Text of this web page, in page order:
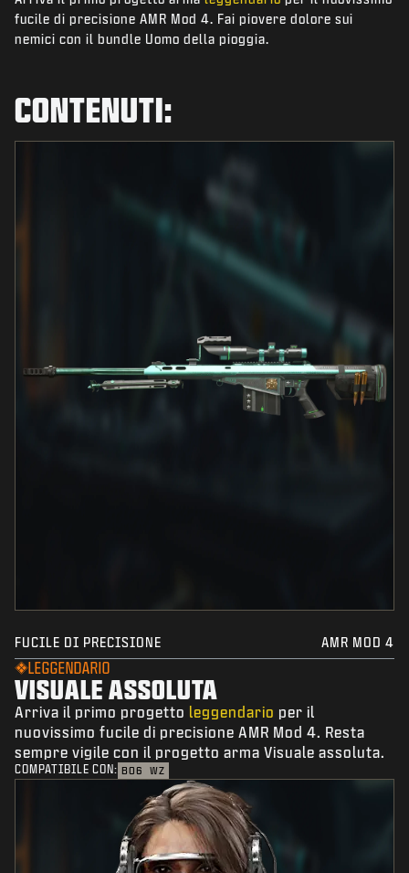
NOVITÀ
NEGOZIO
ASSISTENZA
fucile di precisione AMR Mod 4. Fai piovere dolore sui
nemici con il bundle Uomo della pioggia.
CONTENUTI:
FUCILE DI PRECISIONE AMR MOD 4
LEGGENDARIO
VISUALE ASSOLUTA
Arriva il primo progetto leggendario per il
nuovissimo fucile di precisione AMR Mod 4. Resta
sempre vigile con il progetto arma Visuale assoluta.
COMPATIBILE CON: BO6 WZ